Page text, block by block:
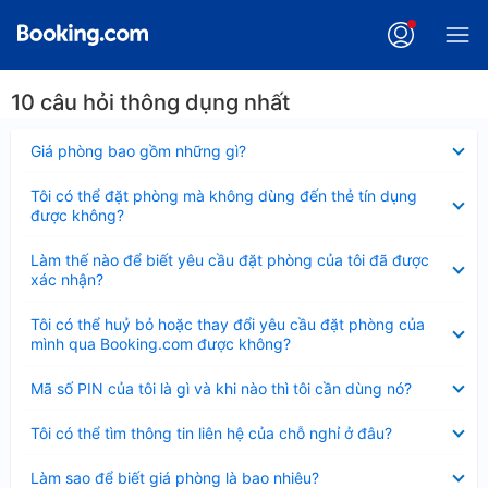
10 câu hỏi thông dụng nhất
Giá phòng bao gồm những gì?
thu
Tôi có thể đặt phòng mà không dùng đến thẻ tín dụng
được không?
thu
gọn
Làm thế nào để biết yêu cầu đặt phòng của tôi đã được
xác nhận?
thu
gọn
Tôi có thể huỷ bỏ hoặc thay đổi yêu cầu đặt phòng của
mình qua Booking.com được không?
thu
gọn
Mã số PIN của tôi là gì và khi nào thì tôi cần dùng nó?
thu
Tôi có thể tìm thông tin liên hệ của chỗ nghỉ ở đâu?
thu
Làm sao để biết giá phòng là bao nhiêu?
thu